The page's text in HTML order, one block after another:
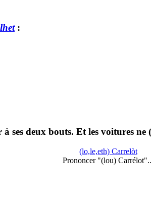
:
à ses deux bouts. Et les voitures
(lo,le,eth) Carrelòt
Prononcer "(lou)